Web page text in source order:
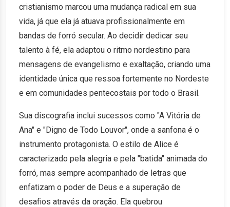
cristianismo marcou uma mudança radical em sua
vida, já que ela já atuava profissionalmente em
bandas de forró secular. Ao decidir dedicar seu
talento à fé, ela adaptou o ritmo nordestino para
mensagens de evangelismo e exaltação, criando uma
identidade única que ressoa fortemente no Nordeste
e em comunidades pentecostais por todo o Brasil.
Sua discografia inclui sucessos como "A Vitória de
Ana" e "Digno de Todo Louvor", onde a sanfona é o
instrumento protagonista. O estilo de Alice é
caracterizado pela alegria e pela "batida" animada do
forró, mas sempre acompanhado de letras que
enfatizam o poder de Deus e a superação de
desafios através da oração. Ela quebrou